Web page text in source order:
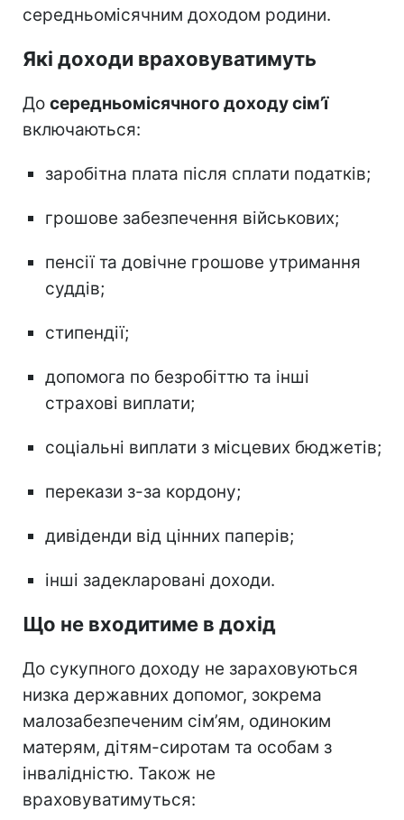
середньомісячним доходом родини.
Які доходи враховуватимуть
До середньомісячного доходу сім’ї
включаються:
заробітна плата після сплати податків;
грошове забезпечення військових;
пенсії та довічне грошове утримання
суддів;
стипендії;
допомога по безробіттю та інші
страхові виплати;
соціальні виплати з місцевих бюджетів;
перекази з-за кордону;
дивіденди від цінних паперів;
інші задекларовані доходи.
Що не входитиме в дохід
До сукупного доходу не зараховуються
низка державних допомог, зокрема
малозабезпеченим сім’ям, одиноким
матерям, дітям-сиротам та особам з
інвалідністю. Також не
враховуватимуться: